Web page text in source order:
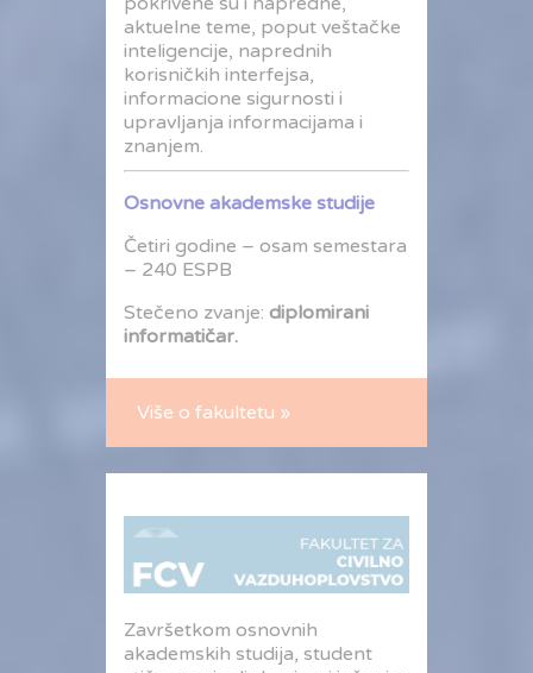
aktuelne teme, poput veštačke
inteligencije, naprednih
korisničkih interfejsa,
informacione sigurnosti i
upravljanja informacijama i
znanjem.
Osnovne akademske studije
Četiri godine – osam semestara
– 240 ESPB
Stečeno zvanje: diplomirani
informatičar.
Više o fakultetu »
Završetkom osnovnih
akademskih studija, student